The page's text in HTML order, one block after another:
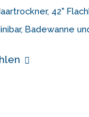
42"
Badewanne